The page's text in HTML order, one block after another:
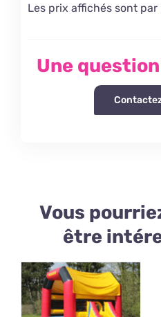
Les prix affichés sont par
Une
Vous
être